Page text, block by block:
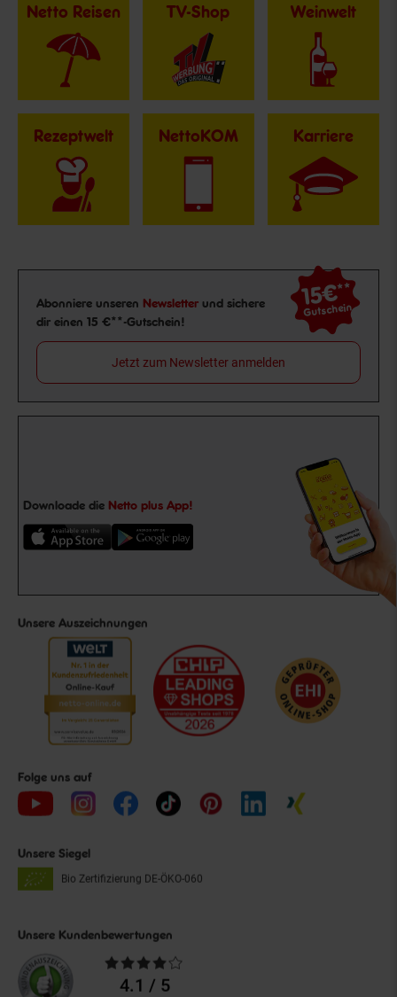
Netto Reisen TV-Shop Weinwelt
Rezeptwelt NettoKOM Karriere
Newsletter Anmeldung
Abonniere unseren Newsletter und sichere
dir einen 15 €**-Gutschein!
15€**
Gutschein
Jetzt zum Newsletter anmelden
Downloade die Netto plus App!
Unsere Auszeichnungen
Folge uns auf
Unsere Siegel
Bio Zertifizierung DE-ÖKO-060
Unsere Kundenbewertungen
Durchschnittliche
Bewertungen4.1 / 5